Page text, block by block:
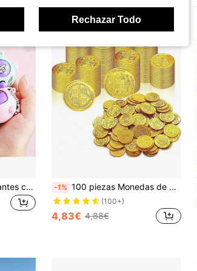
Set de 20 llaveros colgantes con piedra, papel o tijera en forma de huevo, de colores aleatorios, para alivio del estrés de adultos, como favor de fiesta -1% 100 piezas Monedas de pirata de plástico, juguetes de caza de piratas, monedas de oro falsas, artículos para fiesta, suministros para fiesta con temática de aventura de piratas
(100+)
4,83€ 4,88€
Rechazar Todo